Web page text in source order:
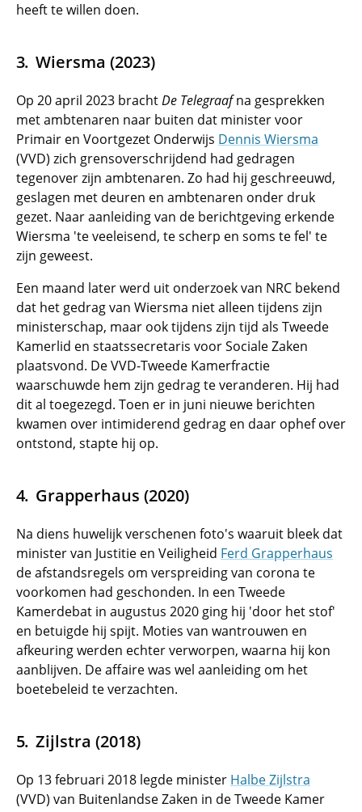
heeft te willen doen.
Wiersma (2023)
Op 20 april 2023 brachtDe Telegraafna gesprekken
met ambtenaren naar buiten dat minister voor
Primair en Voortgezet Onderwijs Dennis Wiersma
(VVD) zich grensoverschrijdend had gedragen
tegenover zijn ambtenaren. Zo had hij geschreeuwd,
geslagen met deuren en ambtenaren onder druk
gezet. Naar aanleiding van de berichtgeving erkende
Wiersma 'te veeleisend, te scherp en soms te fel' te
zijn geweest.
Een maand later werd uit onderzoek van NRC bekend
dat het gedrag van Wiersma niet alleen tijdens zijn
ministerschap, maar ook tijdens zijn tijd als Tweede
Kamerlid en staatssecretaris voor Sociale Zaken
plaatsvond. De VVD-Tweede Kamerfractie
waarschuwde hem zijn gedrag te veranderen. Hij had
dit al toegezegd. Toen er in juni nieuwe berichten
kwamen over intimiderend gedrag en daar ophef over
ontstond, stapte hij op.
Grapperhaus (2020)
Na diens huwelijk verschenen foto's waaruit bleek dat
minister van Justitie en Veiligheid Ferd Grapperhaus
de afstandsregels om verspreiding van corona te
voorkomen had geschonden. In een Tweede
Kamerdebat in augustus 2020 ging hij 'door het stof'
en betuigde hij spijt. Moties van wantrouwen en
afkeuring werden echter verworpen, waarna hij kon
aanblijven. De affaire was wel aanleiding om het
boetebeleid te verzachten.
Zijlstra (2018)
Op 13 februari 2018 legde minister Halbe Zijlstra
(VVD) van Buitenlandse Zaken in de Tweede Kamer